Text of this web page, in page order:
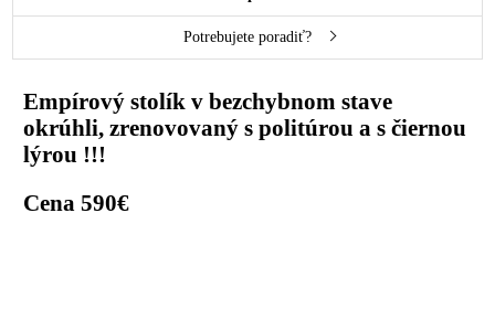
Potrebujete poradiť?
Empírový stolík v bezchybnom stave
okrúhli, zrenovovaný s politúrou a s čiernou
lýrou !!!
Cena 590€